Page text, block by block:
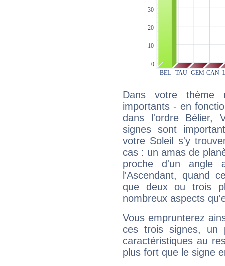
Dans votre thème
importants - en
dans l'ordre Bélier,
signes sont
votre Soleil s'y
cas : un amas de
proche d'un
l'Ascendant, quand
que deux ou trois
nombreux aspects
Vous emprunterez
ces trois signes, un
caractéristiques au
plus fort que le signe